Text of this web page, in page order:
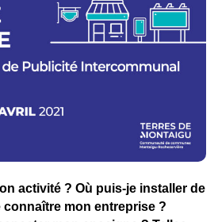
activité ? Où puis-je installer de
connaître mon entreprise ?